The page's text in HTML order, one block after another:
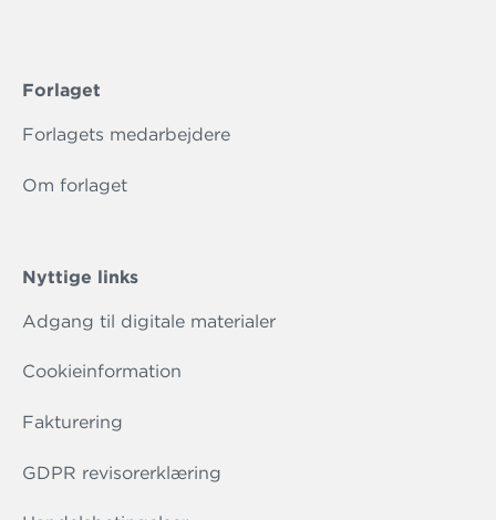
Forlaget
Forlagets medarbejdere
Om forlaget
Nyttige links
Adgang til digitale materialer
Cookieinformation
Fakturering
GDPR revisorerklæring